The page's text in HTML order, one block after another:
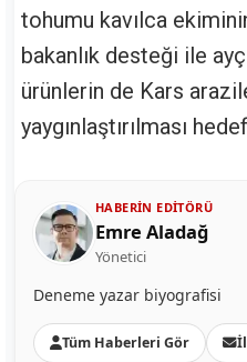
tohumu kavılca
bakanlık desteği ile
ürünlerin de Kars
yaygınlaştırılması
HABERIN EDITÖRÜ
Emre Aladağ
Yönetici
Deneme yazar biyografisi
Tüm Haberleri Gör